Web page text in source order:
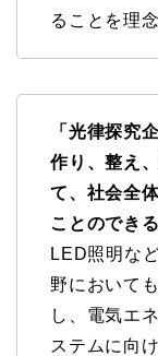
ることを理
「光律探究
作り、整え
て、社会全
ことのでき
LED照明な
野において
し、電気エ
ステムに向